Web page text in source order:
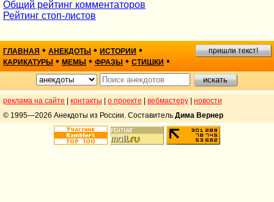
Общий рейтинг комментаторов
Рейтинг стоп-листов
ГЛАВНАЯ • АНЕКДОТЫ • ИСТОРИИ •
КАРИКАТУРЫ • МЕМЫ • ФРАЗЫ • СТИШКИ •
пришли текст!
реклама на сайте контакты о проекте вебмастеру
новости
© 1995—2026 Анекдоты из России. Составитель Дима Вернер